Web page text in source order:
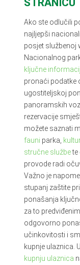
STRANICU
Ako ste odlučili
najljepši
posjet službenoj
Nacionalnog
ključne
pronaći podatke
ugostiteljskoj
panoramskih
rezervacije
možete saznati
fauni parka,
stručne službete
provode radi
Važno je
stupanj zaštite
ponašanja
za to
odgovorno
učinkovitosti i
kupnje ulaznica.
kupnju ulaznica